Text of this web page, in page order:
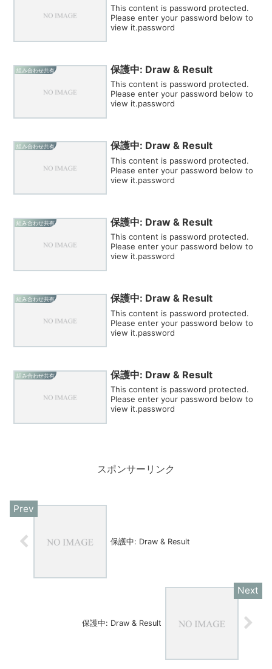
This content is password protected.
Please enter your password below to
view it.password
組み合わせ共有 保護中: Draw & Result
This content is password protected.
Please enter your password below to
view it.password
組み合わせ共有 保護中: Draw & Result
This content is password protected.
Please enter your password below to
view it.password
組み合わせ共有 保護中: Draw & Result
This content is password protected.
Please enter your password below to
view it.password
組み合わせ共有 保護中: Draw & Result
This content is password protected.
Please enter your password below to
view it.password
組み合わせ共有 保護中: Draw & Result
This content is password protected.
Please enter your password below to
view it.password
スポンサーリンク
保護中: Draw & Result
保護中: Draw & Result